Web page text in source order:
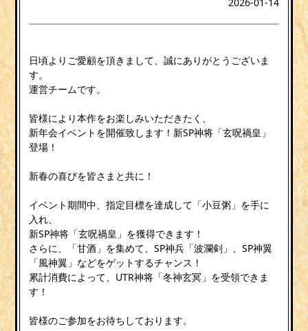
日頃よりご愛顧を頂きまして、誠にありがとうございま
す。
運営チームです。
皆様により本作をお楽しみいただきたく、
新年会イベントを開催致します！新SP神将「玄呪禍皇」
登場！
新春の喜びを皆さまと共に！
イベント期間中、指定目標を達成して「小豆粥」を手に
入れ、
新SP神将「玄呪禍皇」を獲得できます！
さらに、「甘酒」を集めて、SP神兵「波瀾剣」、SP神翼
「風神翼」などをゲットするチャンス！
累計消費によって、UTR神将「冬神玄冥」を受領できま
す！
皆様のご参加をお待ちしております。